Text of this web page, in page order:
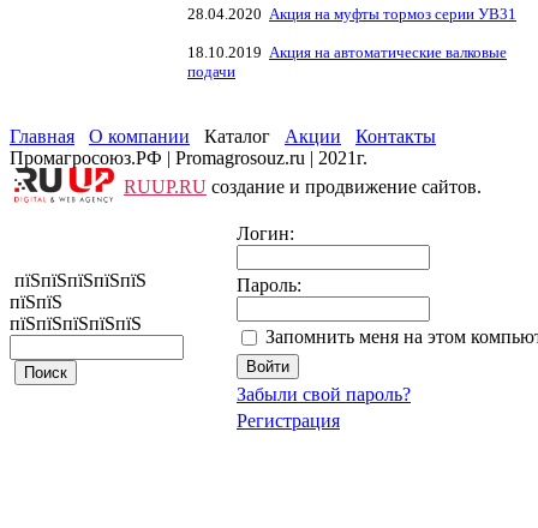
28.04.2020 Акция на муфты тормоз серии УВ31
18.10.2019 Акция на автоматические валковые
подачи
Главная О компании Каталог Акции
Контакты
Промагросоюз.РФ | Promagrosouz.ru | 2021г.
RUUP.RU создание и продвижение сайтов.
пїЅпїЅпїЅпїЅпїЅ
пїЅпїЅ
пїЅпїЅпїЅпїЅпїЅ
Логин:
Пароль:
Запомнить меня на этом
Забыли свой пароль?
Регистрация